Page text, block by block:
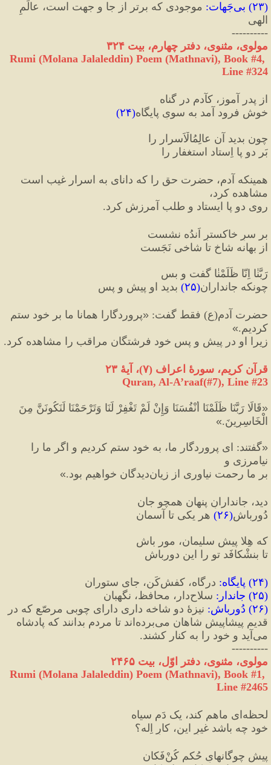
(۲۳) بی‌جَهات :
الهی
----------
مولوی، مثنوی، دفتر چهارم، بیت ۳۲۴
Rumi (Molana Jalaleddin) Poem (Mathnavi), Book #4,
Line #324
از پدر آموز، کآدم در گناه
خوش فرود آمد به سویِ پایگاه(۲۴)
چون بدید آن عالِمُ‎الْاَسرار را
بَر دو پا اِستاد استغفار را
مشاهده کرد،
روی دو پا ایستاد و طلب آمرزش کرد.
بر سرِ خاکسترِ اَندُه نشست
از بهانه شاخ تا شاخی نَجَست
رَبَّنٰا اِنّا ظَلَمْنٰا گفت و بس
چونکه جانداران(۲۵) بدید او پیش و پس
حضرت آدم(ع) فقط گفت:
«
کردیم.»
زیرا او در پیش و پسِ خود فرشتگان مراقب را مشاهده کرد.
قرآن کریم، سورهٔ اعراف (۷)، آیهٔ ۲۳
Quran, Al-A’raaf(#7), Line #23
«
الْخَاسِرِينَ.»
«گفتند:
نيامرزى و
بر ما رحمت نياورى از زيان‌ديدگان خواهيم بود.
»
دید، جاندارانِ پنهان همچو جان
دُورباشِ(۲۶) هر یکی تا آسمان
که هِلا پیشِ سلیمان، مور باش
تا بنشْکافَد تو را این دورباش
(۲۴) پایگاه: درگاه، کفش‌کَن، جای ستوران
(۲۵) جاندار : سلاح‌دار، محافظ، نگهبان
(۲۶) دُورباش:
می‌آید و خود را به کنار کشند.
----------
مولوی، مثنوی، دفتر اوّل، بیت ۲۴۶۵
Rumi (Molana Jalaleddin) Poem (Mathnavi), Book #1,
Line #2465
لحظه‌‌ای ماهم کند، یک دَم سیاه
خود چه باشد غیرِ این، کارِ اِله؟‌‌
پیشِ چوگانهایِ حُکمِ کُنْ‌فَکان